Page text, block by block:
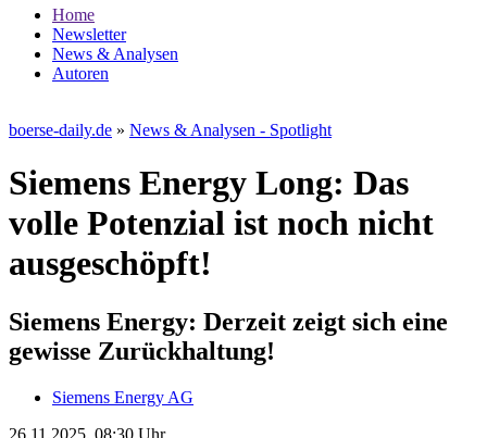
Home
Newsletter
News & Analysen
Autoren
boerse-daily.de » News & Analysen - Spotlight
Siemens Energy Long: Das
volle Potenzial ist noch nicht
ausgeschöpft!
Siemens Energy: Derzeit zeigt sich eine
gewisse Zurückhaltung!
Siemens Energy AG
26.11.2025, 08:30 Uhr